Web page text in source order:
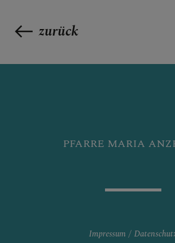
zurück
PFARRE MARIA
Impressum